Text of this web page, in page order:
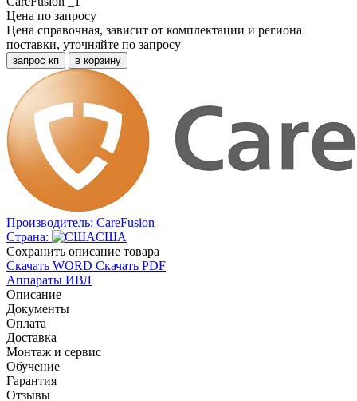
Цена по запросу
Цена справочная, зависит от комплектации и региона
поставки, уточняйте по запросу
запрос кп в корзину
Производитель: CareFusion
Страна:
США
Cохранить описание товара
Скачать WORD Скачать PDF
Аппараты ИВЛ
Описание
Документы
Оплата
Доставка
Монтаж и сервис
Обучение
Гарантия
Отзывы